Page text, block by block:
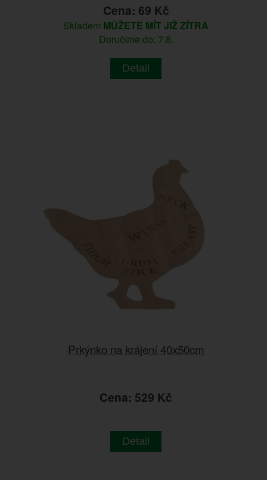
Cena: 69 Kč
Skladem MŮŽETE MÍT JIŽ ZÍTRA
Doručíme do: 7.8.
Detail
Prkýnko na krájení 40x50cm
Cena: 529 Kč
Detail